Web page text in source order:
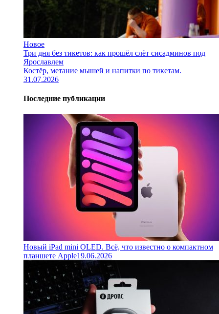
Новое
Три дня без тикетов: как прошёл слёт сисадминов под
Ярославлем
Костёр, метание мышей и напитки по тикетам.
31.07.2026
Последние публикации
Новый iPad mini OLED. Всё, что известно о компактном
планшете Apple19.06.2026